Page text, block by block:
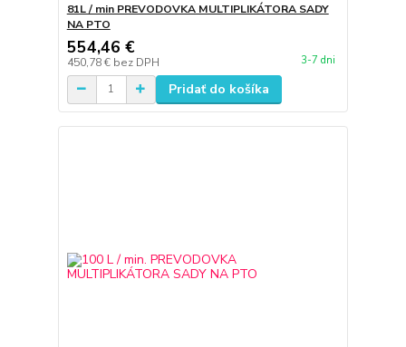
81L / min PREVODOVKA MULTIPLIKÁTORA SADY
NA PTO
554,46 €
450,78 € bez DPH 3-7 dni
Pridať do košíka